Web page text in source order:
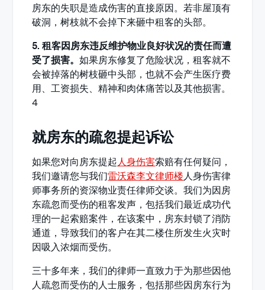
房东的失职是造成伤害的直接原因。若非屋顶有
破洞，树枝就不会掉下来砸中租客的头部。
5. 租客因房东违反维护物业良好状况的责任而遭
受了损害。如果房东修复了危险状况，租客就不
会被掉落的树枝砸中头部，也就不会产生医疗费
用、工资损失、精神和肉体痛苦以及其他损害。
4
就房东的疏忽提起诉讼
如果您对向房东提起 人身伤害索赔有任何疑问，
我们邀请您与我们雷沃森李文律师楼 人身伤害律
师事务所的资深物业责任律师交谈。我们为因房
东疏忽而受伤的租客发声，包括我们最近成功代
理的一起索赔案件，在该案中，房东封锁了消防
通道，导致我们的客户在其二楼住所发生火灾时
因吸入浓烟而受伤。
三十多年来，我们的律师一直致力于为那些因他
人疏忽而受伤的人士服务，包括那些因房东行为